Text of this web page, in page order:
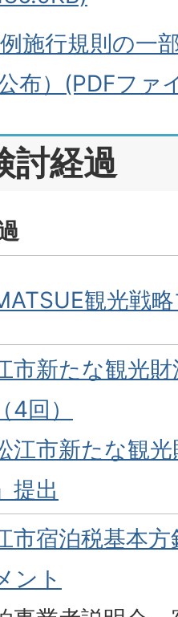
施行規則の一
布）(PDFファ
討経過
観光戦
市新たな観光
4回）
江市新たな観
提出
市宿泊税基本
ント